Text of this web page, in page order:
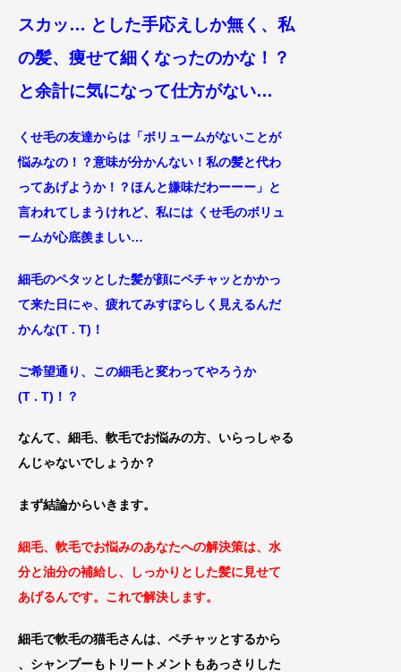
スカッ… とした手応えしか無く、私
の髪、痩せて細くなったのかな！？
と余計に気になって仕方がない…
くせ毛の友達からは「ボリュームがないことが
悩みなの！？意味が分かんない！ 私の髪と代わ
ってあげようか！？ほんと嫌味だわーーー 」 と
言われてしまうけれど、私には くせ毛のボリュ
ームが心底羨ましい…
細毛のペタッとした髪が顔にペチャッとかかっ
て来た日にゃ、疲れてみすぼらしく見えるんだ
かんな(T . T)！
ご希望通り、この細毛と変わってやろうか
(T . T)！？
なんて、細毛、軟毛でお悩みの方、いらっしゃる
んじゃないでしょ うか？
まず結論からいきます。
細毛、軟毛でお悩みのあなたへの解決策は、水
分と油分の補給し、しっかりとした髪に見せて
あげるんです。これで解決します。
細毛で軟毛の猫毛さんは、ペチャッとするから
、シャンプーもトリートメントもあっさりした